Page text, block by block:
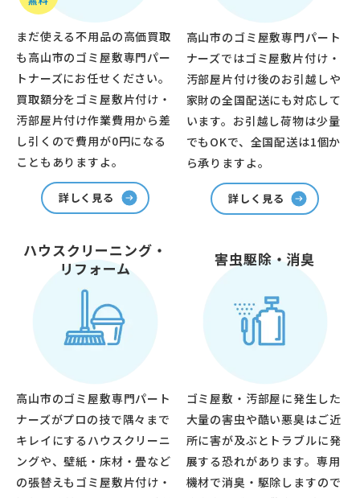
まだ使える不用品の高価買取
も高山市のゴミ屋敷専門パー
トナーズにお任せください。
買取額分をゴミ屋敷片付け・
汚部屋片付け作業費用から差
し引くので費用が0円になる
こともありますよ。
詳しく見る
高山市のゴミ屋敷専門パート
ナーズではゴミ屋敷片付け・
汚部屋片付け後のお引越しや
家財の全国配送にも対応して
います。お引越し荷物は少量
でもOKで、全国配送は1個か
ら承りますよ。
詳しく見る
ハウスクリーニング・
リフォーム
高山市のゴミ屋敷専門パート
ナーズがプロの技で隅々まで
キレイにするハウスクリーニ
ングや、壁紙・床材・畳など
の張替えもゴミ屋敷片付け・
害虫駆除・消臭
ゴミ屋敷・汚部屋に発生した
大量の害虫や酷い悪臭はご近
所に害が及ぶとトラブルに発
展する恐れがあります。専用
機材で消臭・駆除しますので